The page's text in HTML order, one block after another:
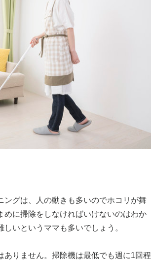
グは、人の動きも多いのでホコリが舞
めに掃除をしなければいけないのはわか
いというママも多いでしょう。
りません。掃除機は最低でも週に1回程